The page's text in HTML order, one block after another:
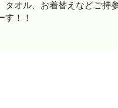
オル、お着替えなどご持参
す！！